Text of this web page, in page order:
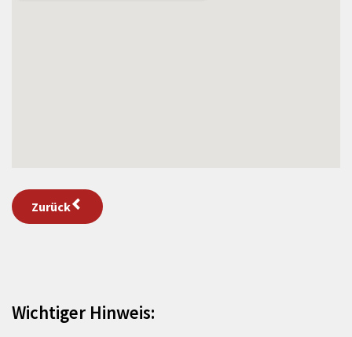
Zurück
Wichtiger Hinweis: